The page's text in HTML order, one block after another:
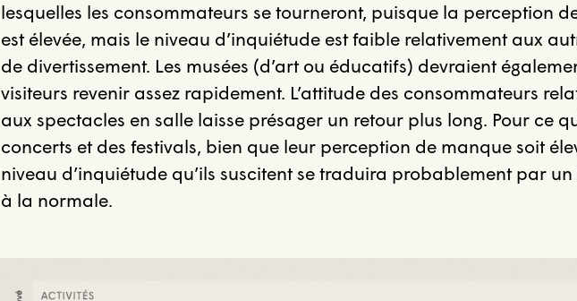
lesquelles les consommateurs se tourneront, puisque la perception
est élevée, mais le niveau d’inquiétude est faible relativement aux
de divertissement. Les musées (d’art ou éducatifs) devraient
visiteurs revenir assez rapidement. L’attitude des consommateurs
aux spectacles en salle laisse présager un retour plus long. Pour ce
concerts et des festivals, bien que leur perception de manque soit
niveau d’inquiétude qu’ils suscitent se traduira probablement par
à la normale.